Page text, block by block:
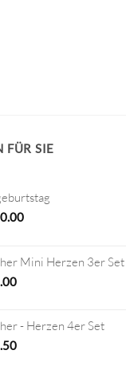
FÜR SIE
Mini Herzen 3er Set
- Herzen 4er Set